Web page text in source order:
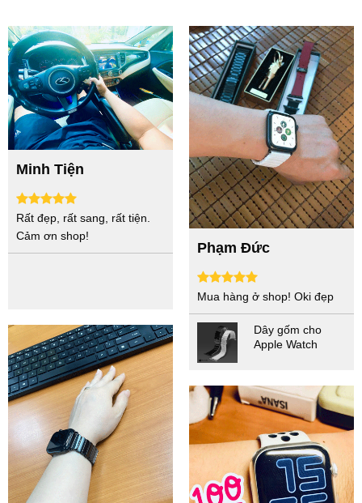
Minh Tiện
Rất đẹp, rất sang, rất tiện.
Cảm ơn shop!
Phạm Đức
Mua hàng ở shop! Oki đẹp
Dây gốm cho
Apple Watch